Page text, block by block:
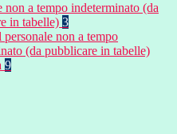
non a tempo indeterminato (da
in tabelle) 3
personale non a tempo
(da pubblicare in tabelle)
9